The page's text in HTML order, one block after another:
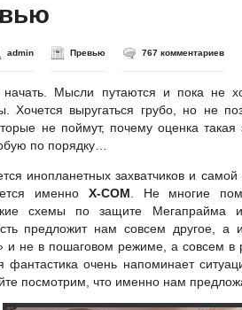
admin Превью 767 комментариев
Мысли путаются и пока не
Хочется выругаться грубо, но не
не поймут, почему оценка
по порядку…
инопланетных захватчиков и
именно X-COM . Не многие
схемы по защите Мегапрайма
предложит нам совсем другое, а
и не в пошаговом режиме, а совсем
фантастика очень напоминает
посмотрим, что именно нам